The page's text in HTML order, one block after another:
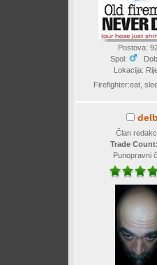
Postova:
Spol:
Lokacija:
Firefighter:eat,
Član
Trade Count:
Punopravni